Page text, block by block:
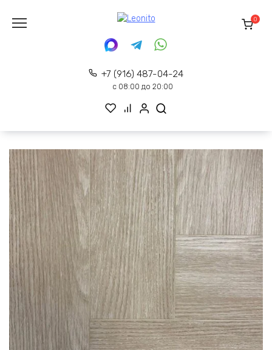
содержанию
+7 (916) 487-04-24
с 08:00 до 20:00
0